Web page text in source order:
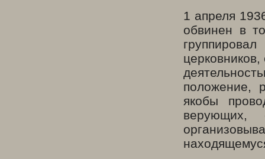
1 апреля
обвинен в
положение,
якобы
верующих,